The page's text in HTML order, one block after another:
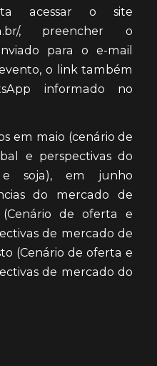
acessar o site
, preencher o
para o e-mail
o link também
informado no
em maio (cenário de
e perspectivas do
soja), em junho
do mercado de
de oferta e
de mercado de
(Cenário de oferta e
de mercado do